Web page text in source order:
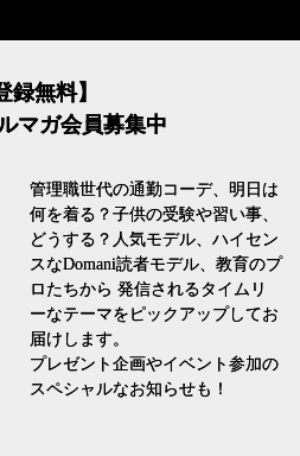
録無料】
マガ会員募集中
管理職世代の通勤コーデ、明日は
何を着る？子供の受験や習い事、
どうする？人気モデル、ハイセン
スなDomani読者モデル、教育のプ
ロたちから 発信されるタイムリ
ーなテーマをピックアップしてお
届けします。
プレゼント企画やイベント参加の
スペシャルなお知らせも！